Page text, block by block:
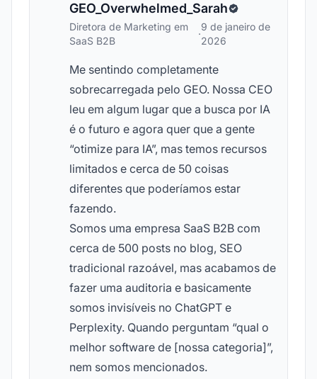
GEO_Overwhelmed_Sarah
Diretora de Marketing em
SaaS B2B
·
9 de janeiro de
2026
Me sentindo completamente
sobrecarregada pelo GEO. Nossa CEO
leu em algum lugar que a busca por IA
é o futuro e agora quer que a gente
“otimize para IA”, mas temos recursos
limitados e cerca de 50 coisas
diferentes que poderíamos estar
fazendo.
Somos uma empresa SaaS B2B com
cerca de 500 posts no blog, SEO
tradicional razoável, mas acabamos de
fazer uma auditoria e basicamente
somos invisíveis no ChatGPT e
Perplexity. Quando perguntam “qual o
melhor software de [nossa categoria]”,
nem somos mencionados.